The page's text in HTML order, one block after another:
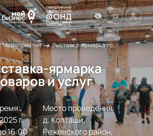
Мероприятия→ Выставка-ярмарка товаров и услуг
ярмарка
и услуг
г.
16:00
Место проведения:
д. Колташи,
Режевского район,